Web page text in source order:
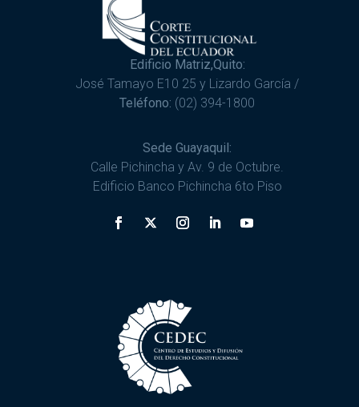
Edificio Matriz,Quito:
José Tamayo E10 25 y Lizardo García /
Teléfono: (02) 394-1800
Sede Guayaquil:
Calle Pichincha y Av. 9 de Octubre.
Edificio Banco Pichincha 6to Piso